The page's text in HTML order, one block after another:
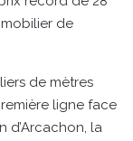
de
de mètres
ligne face
d’Arcachon, la